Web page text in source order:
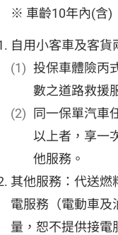
※ 車齡10年內(含)
自用小客車及客貨
投保車體險丙
數之道路救援
同一保單汽車
以上者，享一
他服務。
其他服務：代送燃
電服務（電動車及
量，恕不提供接電